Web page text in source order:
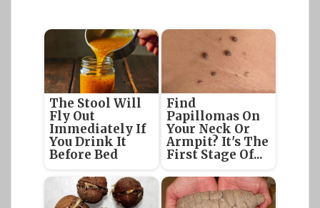
The Stool Will
Fly Out
Immediately If
You Drink It
Before Bed
Find
Papillomas On
Your Neck Or
Armpit? It's The
First Stage Of...